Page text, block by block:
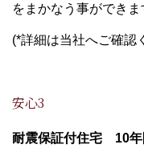
をまかなう事ができま
(*詳細は当社へご確認
安心3
耐震保証付住宅 10年